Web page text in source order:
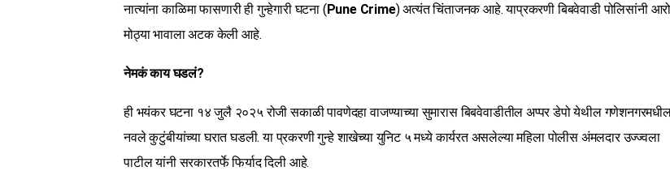
नात्यांना काळिमा फासणारी ही गुन्हेगारी घटना (Pune Crime) अत्यंत चिंताजनक आहे. याप्रकरणी बिबवेवाडी पोलिसांनी
मोठ्या भावाला अटक केली आहे.
नेमकं काय घडलं?
ही भयंकर घटना १४ जुलै २०२५ रोजी सकाळी पावणेदहा वाजण्याच्या सुमारास बिबवेवाडीतील अप्पर डेपो येथील
नवले कुटुंबीयांच्या घरात घडली. या प्रकरणी गुन्हे शाखेच्या युनिट ५ मध्ये कार्यरत असलेल्या महिला पोलीस अंमलदार उज्ज्वला
पाटील यांनी सरकारतर्फे फिर्याद दिली आहे.